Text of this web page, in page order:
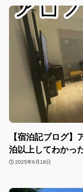
【宿泊記ブログ
泊以上してわかっ
2025年6月19日